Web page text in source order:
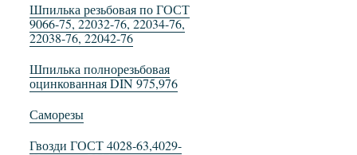
Шпилька резьбовая по ГОСТ
9066-75, 22032-76, 22034-76,
22038-76, 22042-76
Шпилька полнорезьбовая
оцинкованная DIN 975,976
Саморезы
Гвозди ГОСТ 4028-63,4029-